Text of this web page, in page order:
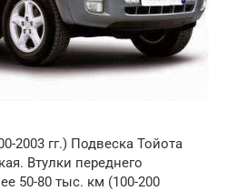
2003 гг.) Подвеска Тойота
Втулки переднего
50-80 тыс. км (100-200